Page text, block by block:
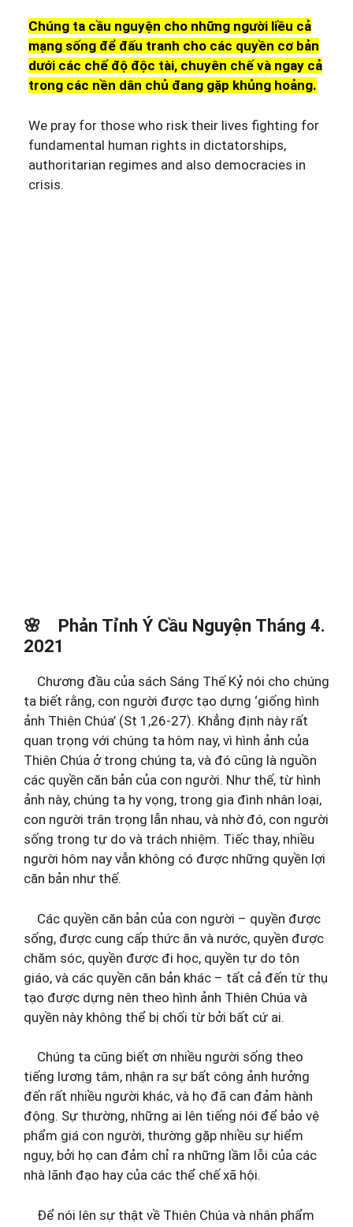
Chúng ta cầu nguyện cho những người liều cả
mạng sống để đấu tranh cho các quyền cơ bản
dưới các chế độ độc tài, chuyên chế và ngay cả
trong các nền dân chủ đang gặp khủng hoảng.
We pray for those who risk their lives fighting for
fundamental human rights in dictatorships,
authoritarian regimes and also democracies in
crisis.
🌸 Phản Tỉnh Ý Cầu Nguyện Tháng 4.
2021
Chương đầu của sách Sáng Thế Kỷ nói cho chúng
ta biết rằng, con người được tạo dựng ‘giống hình
ảnh Thiên Chúa’ (St 1,26-27). Khẳng định này rất
quan trọng với chúng ta hôm nay, vì hình ảnh của
Thiên Chúa ở trong chúng ta, và đó cũng là nguồn
các quyền căn bản của con người. Như thế, từ hình
ảnh này, chúng ta hy vọng, trong gia đình nhân loại,
con người trân trọng lẫn nhau, và nhờ đó, con người
sống trong tự do và trách nhiệm. Tiếc thay, nhiều
người hôm nay vẫn không có được những quyền lợi
căn bản như thế.
Các quyền căn bản của con người – quyền được
sống, được cung cấp thức ăn và nước, quyền được
chăm sóc, quyền được đi học, quyền tự do tôn
giáo, và các quyền căn bản khác – tất cả đến từ thụ
tạo được dựng nên theo hình ảnh Thiên Chúa và
quyền này không thể bị chối từ bởi bất cứ ai.
Chúng ta cũng biết ơn nhiều người sống theo
tiếng lương tâm, nhận ra sự bất công ảnh hưởng
đến rất nhiều người khác, và họ đã can đảm hành
động. Sự thường, những ai lên tiếng nói để bảo vệ
phẩm giá con người, thường gặp nhiều sự hiểm
nguy, bởi họ can đảm chỉ ra những lầm lỗi của các
nhà lãnh đạo hay của các thể chế xã hội.
Để nói lên sự thật về Thiên Chúa và nhân phẩm